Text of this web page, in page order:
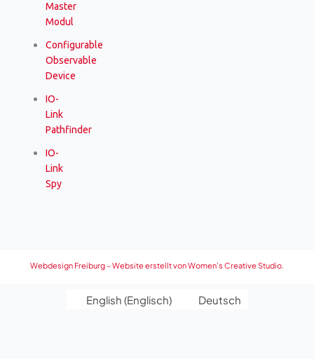
Master
Modul
Configurable
Observable
Device
IO-
Link
Pathfinder
IO-
Link
Spy
Webdesign Freiburg – Website erstellt von Women’s Creative Studio.
English (Englisch) Deutsch